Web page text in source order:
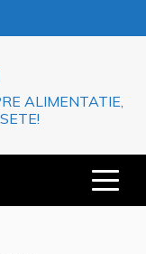
ALIMENTATIE,